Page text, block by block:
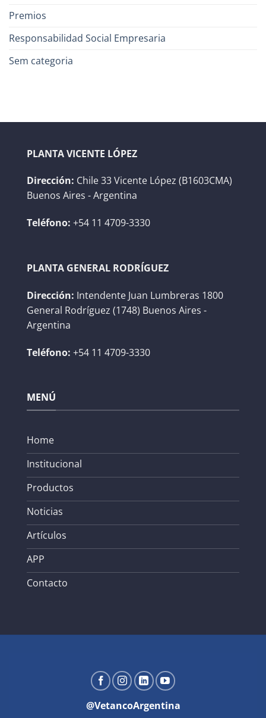
Premios
Responsabilidad Social Empresaria
Sem categoria
PLANTA VICENTE LÓPEZ
Dirección: Chile 33 Vicente López (B1603CMA)
Buenos Aires - Argentina
Teléfono: +54 11 4709-3330
PLANTA GENERAL RODRÍGUEZ
Dirección: Intendente Juan Lumbreras 1800
General Rodríguez (1748) Buenos Aires -
Argentina
Teléfono: +54 11 4709-3330
MENÚ
Home
Institucional
Productos
Noticias
Artículos
APP
Contacto
@VetancoArgentina